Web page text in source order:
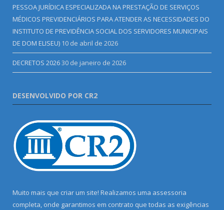
PESSOA JURÍDICA ESPECIALIZADA NA PRESTAÇÃO DE SERVIÇOS
MÉDICOS PREVIDENCIÁRIOS PARA ATENDER AS NECESSIDADES DO
INSTITUTO DE PREVIDÊNCIA SOCIAL DOS SERVIDORES MUNICIPAIS
DE DOM ELISEU) 10 de abril de 2026
DECRETOS 202630 de janeiro de 2026
DESENVOLVIDO POR CR2
Muito mais que criar um site! Realizamos uma assessoria
completa, onde garantimos em contrato que todas as exigências